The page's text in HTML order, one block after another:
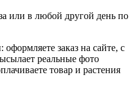
или в любой другой день по
заказ на сайте, с
реальные фото
товар и растения